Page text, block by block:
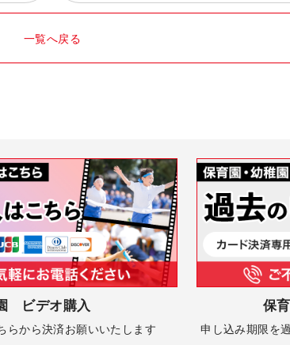
一覧へ戻る
ビデオ購入
らから決済お願いいたします
保
申し込み期限を